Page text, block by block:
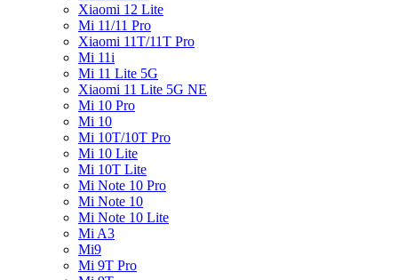
Xiaomi 12 Lite
Mi 11/11 Pro
Xiaomi 11T/11T Pro
Mi 11i
Mi 11 Lite 5G
Xiaomi 11 Lite 5G NE
Mi 10 Pro
Mi 10
Mi 10T/10T Pro
Mi 10 Lite
Mi 10T Lite
Mi Note 10 Pro
Mi Note 10
Mi Note 10 Lite
Mi A3
Mi9
Mi 9T Pro